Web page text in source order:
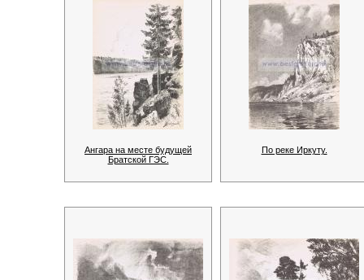
Ангара на месте будущей
Братской ГЭС.
По реке Иркуту.